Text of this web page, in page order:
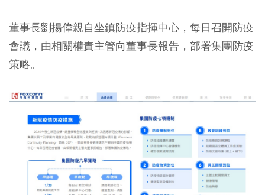
董事長劉揚偉親自坐鎮防疫指揮中心，每日召開防疫
會議，由相關權責主管向董事長報告，部署集團防疫
策略。